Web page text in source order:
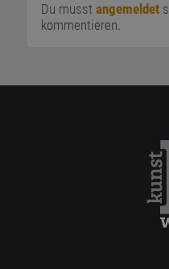
Du musst angemeldet
kommentieren.